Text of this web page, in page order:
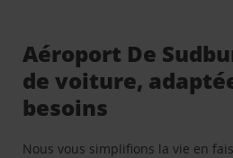
Aéroport De
de voiture,
besoins
Nous vous simplifions la vie en